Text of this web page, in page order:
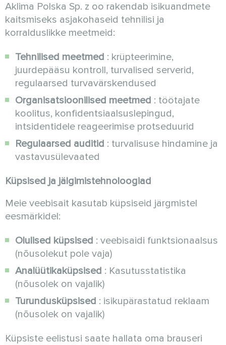
Aklima Polska Sp. z oo rakendab isikuandmete
kaitsmiseks asjakohaseid tehnilisi ja
korralduslikke meetmeid:
Tehnilised meetmed : krüpteerimine,
juurdepääsu kontroll, turvalised serverid,
regulaarsed turvavärskendused
Organisatsioonilised meetmed : töötajate
koolitus, konfidentsiaalsuslepingud,
intsidentidele reageerimise protseduurid
Regulaarsed auditid : turvalisuse hindamine ja
vastavusülevaated
Küpsised ja jälgimistehnoloogiad
Meie veebisait kasutab küpsiseid järgmistel
eesmärkidel:
Olulised küpsised : veebisaidi funktsionaalsus
(nõusolekut pole vaja)
Analüütikaküpsised : Kasutusstatistika
(nõusolek on vajalik)
Turundusküpsised : isikupärastatud reklaam
(nõusolek on vajalik)
Küpsiste eelistusi saate hallata oma brauseri